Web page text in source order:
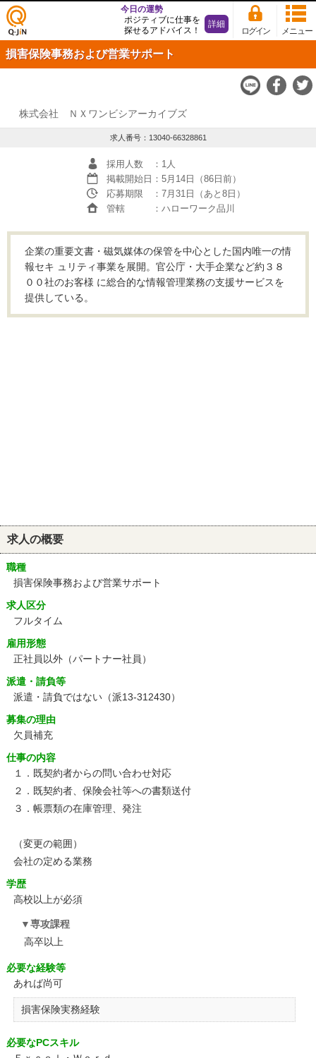
仕事
探し
の求
Q-JiN
メニュー
ログイン
今日の運勢
ポジティブに仕事を
探せるアドバイス！
詳細
損害保険事務および営業サポート
株式会社 ＮＸワンビシアーカイブズ
求人番号：13040-66328861
採用人数
：1人
掲載開始日 ：5月14日（86日前）
応募期限
：7月31日（あと8日）
管轄
：ハローワーク品川
企業の重要文書・磁気媒体の保管を中心とした国内唯一の情
報セキ ュリティ事業を展開。官公庁・大手企業など約３８
００社のお客様 に総合的な情報管理業務の支援サービスを
提供している。
求人の概要
職種
損害保険事務および営業サポート
求人区分
フルタイム
雇用形態
正社員以外（パートナー社員）
派遣・請負等
派遣・請負ではない（派13-312430）
募集の理由
欠員補充
仕事の内容
１．既契約者からの問い合わせ対応
２．既契約者、保険会社等への書類送付
３．帳票類の在庫管理、発注
（変更の範囲）
会社の定める業務
学歴
高校以上が必須
専攻課程
高卒以上
必要な経験等
あれば尚可
損害保険実務経験
必要なPCスキル